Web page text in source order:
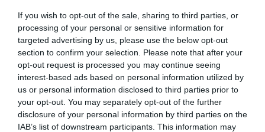
If you wish to opt-out of the sale, sharing to third parties, or
processing of your personal or sensitive information for
targeted advertising by us, please use the below opt-out
section to confirm your selection. Please note that after your
opt-out request is processed you may continue seeing
interest-based ads based on personal information utilized by
us or personal information disclosed to third parties prior to
your opt-out. You may separately opt-out of the further
disclosure of your personal information by third parties on the
IAB’s list of downstream participants. This information may
Σχετικά Άρθρα